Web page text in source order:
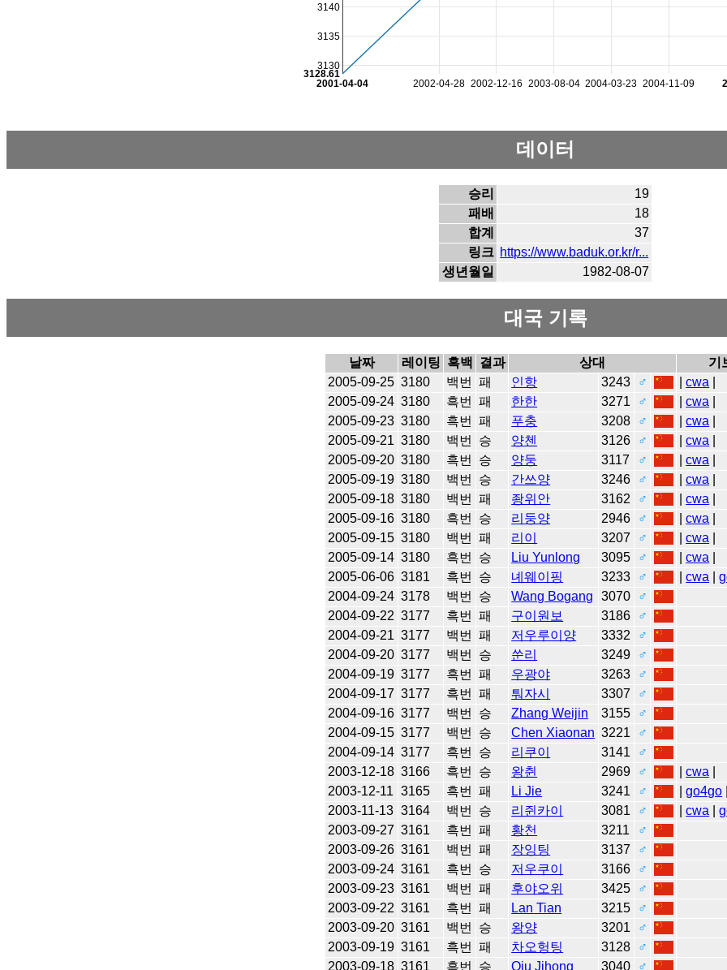
2002-04-28 2002-12-16 2003-08-04 2004-03-23 2004-11-09
2001-04-04
3130
3135
3140
3128.61
데이터
승리
19
패배
18
합계
37
링크 https://www.baduk.or.kr/r...
생년월일
1982-08-07
대국 기록
날짜 레이팅 흑백 결과 상대
기
2005-09-25 3180 백번 패 인항 3243 ♂ |cwa
2005-09-24 3180 흑번 패 한한 3271 ♂ |cwa
2005-09-23 3180 흑번 패 푸충 3208 ♂ |cwa
2005-09-21 3180 백번 승 양첸 3126 ♂ |cwa
2005-09-20 3180 흑번 승 양둥 3117 ♂ |cwa
2005-09-19 3180 백번 승 간쓰양 3246 ♂ |cwa
2005-09-18 3180 백번 패 좡위안 3162 ♂ |cwa
2005-09-16 3180 흑번 승 리둥양 2946 ♂ |cwa
2005-09-15 3180 백번 패 리이 3207 ♂ |cwa
2005-09-14 3180 흑번 승 Liu Yunlong 3095 ♂ |cwa
2005-06-06 3181 흑번 승 녜웨이핑 3233 ♂ |cwa |
2004-09-24 3178 백번 승 Wang Bogang 3070
♂
2004-09-22 3177 흑번 패 구이원보 3186
♂
2004-09-21 3177 백번 패 저우루이양 3332
♂
2004-09-20 3177 백번 승 쑨리 3249
♂
2004-09-19 3177 흑번 패 우광야 3263
♂
2004-09-17 3177 흑번 패 퉈자시 3307
♂
2004-09-16 3177 백번 승 Zhang Weijin 3155
♂
2004-09-15 3177 백번 승 Chen Xiaonan 3221
♂
2004-09-14 3177 흑번 승 리쿠이 3141
♂
2003-12-18 3166 흑번 승 왕췬 2969 ♂ |cwa
2003-12-11 3165 흑번 패 Li Jie 3241 ♂ |go4go
2003-11-13 3164 백번 승 리쥔카이 3081 ♂ |cwa |
2003-09-27 3161 흑번 패 황천 3211
♂
2003-09-26 3161 백번 패 장잉팅 3137
♂
2003-09-24 3161 흑번 승 저우쿠이 3166
♂
2003-09-23 3161 백번 패 후야오위 3425
♂
2003-09-22 3161 흑번 패 Lan Tian 3215
♂
2003-09-20 3161 백번 승 왕양 3201
♂
2003-09-19 3161 흑번 패 차오헝팅 3128
♂
2003-09-18 3161 흑번 승 Qiu Jihong 3040 ♂